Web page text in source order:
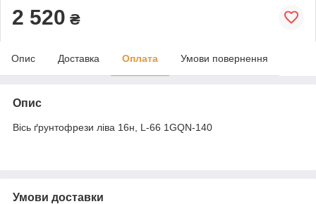
2 520 ₴
Опис Доставка Оплата Умови повернення
Опис
Вісь ґрунтофрези ліва 16н, L-66 1GQN-140
Умови доставки